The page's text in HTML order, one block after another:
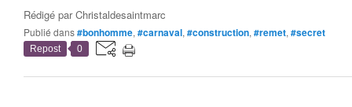
Rédigé parChristaldesaintmarc
Publié dans#bonhomme, #carnaval, #construction, #remet, #secret
Repost 0